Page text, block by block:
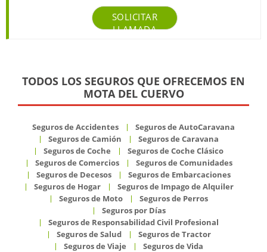
SOLICITAR
LLAMADA
TODOS LOS SEGUROS QUE OFRECEMOS EN
MOTA DEL CUERVO
Seguros de Accidentes
Seguros de AutoCaravana
Seguros de Camión
Seguros de Caravana
Seguros de Coche
Seguros de Coche Clásico
Seguros de Comercios
Seguros de Comunidades
Seguros de Decesos
Seguros de Embarcaciones
Seguros de Hogar
Seguros de Impago de Alquiler
Seguros de Moto
Seguros de Perros
Seguros por Días
Seguros de Responsabilidad Civil Profesional
Seguros de Salud
Seguros de Tractor
Seguros de Viaje
Seguros de Vida